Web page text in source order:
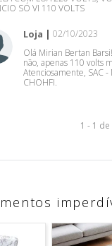
SÓ VI 110 VOLTS
Loja
02/10/2023
Olá Mirian Bertan
não, apenas 110 volts
Atenciosamente, SAC -
CHOHFI.
1 - 1 de